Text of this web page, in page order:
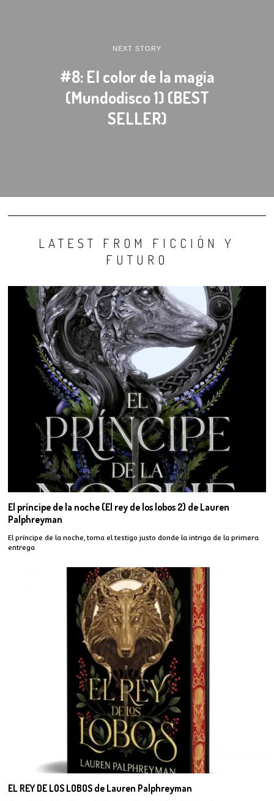
NEXT STORY
#8: El color de la magia
(Mundodisco 1) (BEST
SELLER)
LATEST FROM FICCIÓN Y
FUTURO
El príncipe de la noche (El rey de los lobos 2) de Lauren
Palphreyman
El príncipe de la noche, toma el testigo justo donde la intriga de la primera
entrega
EL REY DE LOS LOBOS de Lauren Palphreyman